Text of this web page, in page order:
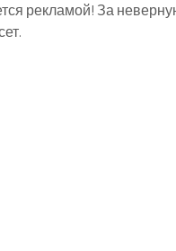
рекламой! За